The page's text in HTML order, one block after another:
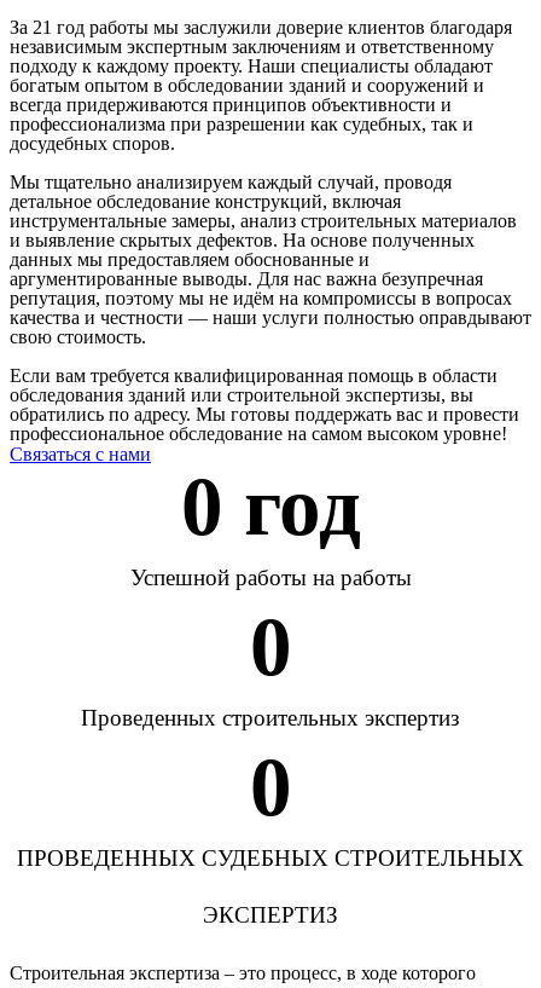
За 21 год работы мы заслужили доверие клиентов благодаря
независимым экспертным заключениям и ответственному
подходу к каждому проекту. Наши специалисты обладают
богатым опытом в обследовании зданий и сооружений и
всегда придерживаются принципов объективности и
профессионализма при разрешении как судебных, так и
досудебных споров.
Мы тщательно анализируем каждый случай, проводя
детальное обследование конструкций, включая
инструментальные замеры, анализ строительных материалов
и выявление скрытых дефектов. На основе полученных
данных мы предоставляем обоснованные и
аргументированные выводы. Для нас важна безупречная
репутация, поэтому мы не идём на компромиссы в вопросах
качества и честности — наши услуги полностью оправдывают
свою стоимость.
Если вам требуется квалифицированная помощь в области
обследования зданий или строительной экспертизы, вы
обратились по адресу. Мы готовы поддержать вас и провести
профессиональное обследование на самом высоком уровне!
Связаться с нами
0 год
Успешной работы на работы
0
Проведенных строительных экспертиз
0
ПРОВЕДЕННЫХ СУДЕБНЫХ СТРОИТЕЛЬНЫХ
ЭКСПЕРТИЗ
Строительная экспертиза – это процесс, в ходе которого